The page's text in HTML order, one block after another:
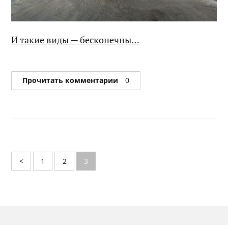
И такие виды — бесконечны…
Прочитать комментарии 0
< 1 2 3